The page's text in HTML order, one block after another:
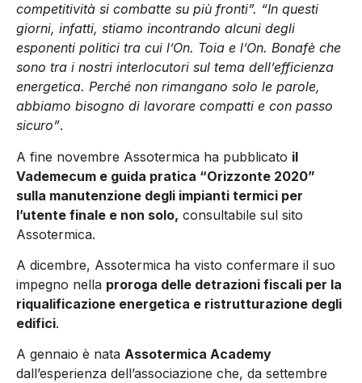
competitività si combatte su più fronti”. “In questi
giorni, infatti, stiamo incontrando alcuni degli
esponenti politici tra cui l’On. Toia e l’On. Bonafè che
sono tra i nostri interlocutori sul tema dell’efficienza
energetica. Perché non rimangano solo le parole,
abbiamo bisogno di lavorare compatti e con passo
sicuro”.
A fine novembre Assotermica ha pubblicato il
Vademecum e guida pratica “Orizzonte 2020”
sulla manutenzione degli impianti termici per
l’utente finale e non solo, consultabile sul sito
Assotermica.
A dicembre, Assotermica ha visto confermare il suo
impegno nella proroga delle detrazioni fiscali per la
riqualificazione energetica e ristrutturazione degli
edifici.
A gennaio è nata Assotermica Academy
dall’esperienza dell’associazione che, da settembre